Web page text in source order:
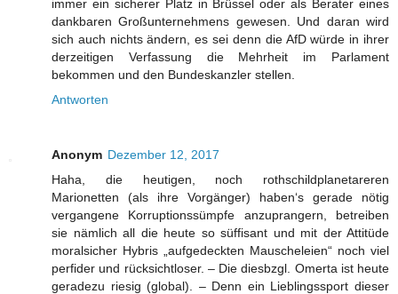
immer ein sicherer Platz in Brüssel oder als Berater eines
dankbaren Großunternehmens gewesen. Und daran wird
sich auch nichts ändern, es sei denn die AfD würde in ihrer
derzeitigen Verfassung die Mehrheit im Parlament
bekommen und den Bundeskanzler stellen.
Antworten
Anonym Dezember 12, 2017
Haha, die heutigen, noch rothschildplanetareren
Marionetten (als ihre Vorgänger) haben‘s gerade nötig
vergangene Korruptionssümpfe anzuprangern, betreiben
sie nämlich all die heute so süffisant und mit der Attitüde
moralsicher Hybris „aufgedeckten Mauscheleien“ noch viel
perfider und rücksichtloser. – Die diesbzgl. Omerta ist heute
geradezu riesig (global). – Denn ein Lieblingssport dieser